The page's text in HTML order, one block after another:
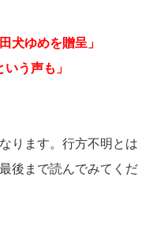
犬ゆめを贈呈」
う声も」
ります。行方不明とは
後まで読んでみてくだ